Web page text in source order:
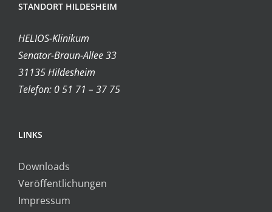
STANDORT HILDESHEIM
HELIOS-Klinikum
Senator-Braun-Allee 33
31135 Hildesheim
Telefon: 0 51 71 – 37 75
LINKS
Downloads
Veröffentlichungen
Impressum